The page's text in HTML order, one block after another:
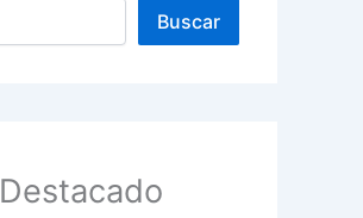
Buscar
Destacado